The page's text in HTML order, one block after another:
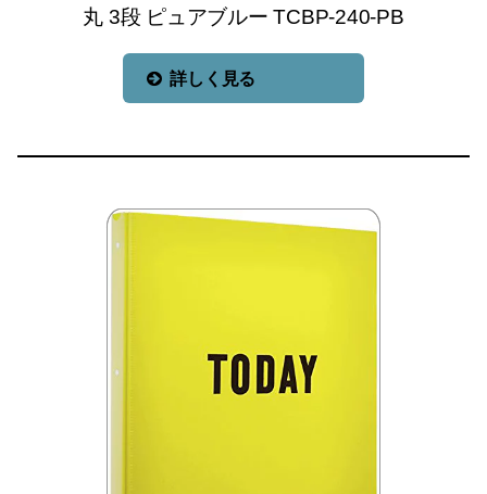
丸 3段 ピュアブルー TCBP-240-PB
詳しく見る